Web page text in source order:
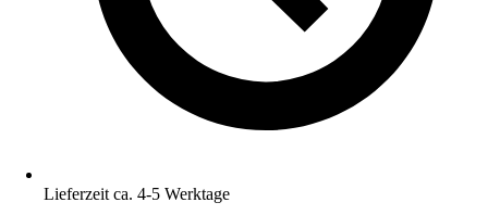
Lieferzeit ca. 4-5 Werktage